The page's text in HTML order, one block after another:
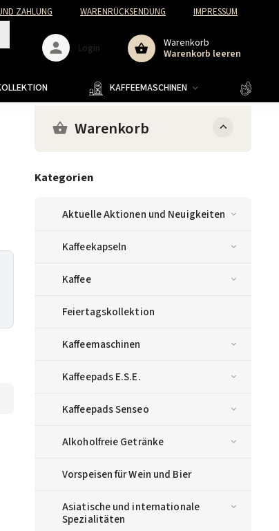
ZAHLUNG WARENRÜCKSENDUNG IMPRESSUM
Warenkorb
Warenkorb leeren
Login
KAFFEEMASCHINEN
Warenkorb
Kategorien
Aktuelle Aktionen und Neuigkeiten
Kaffeekapseln
Kaffee
Feiertagskollektion
Kaffeemaschinen
Kaffeepads E.S.E.
Kaffeepads Senseo
Alkoholfreie Getränke
Vorspeisen für Wein und Bier
Asiatische und internationale
Spezialitäten